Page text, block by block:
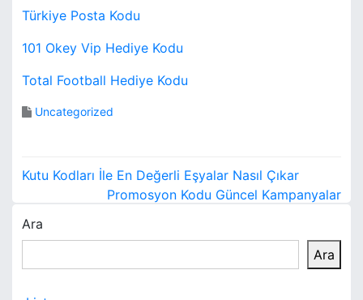
Türkiye Posta Kodu
101 Okey Vip Hediye Kodu
Total Football Hediye Kodu
Uncategorized
Y
z
ı
Kutu Kodları İle En Değerli Eşyalar Nasıl Çıkar
Promosyon Kodu Güncel Kampanyalar
Ara
Ara